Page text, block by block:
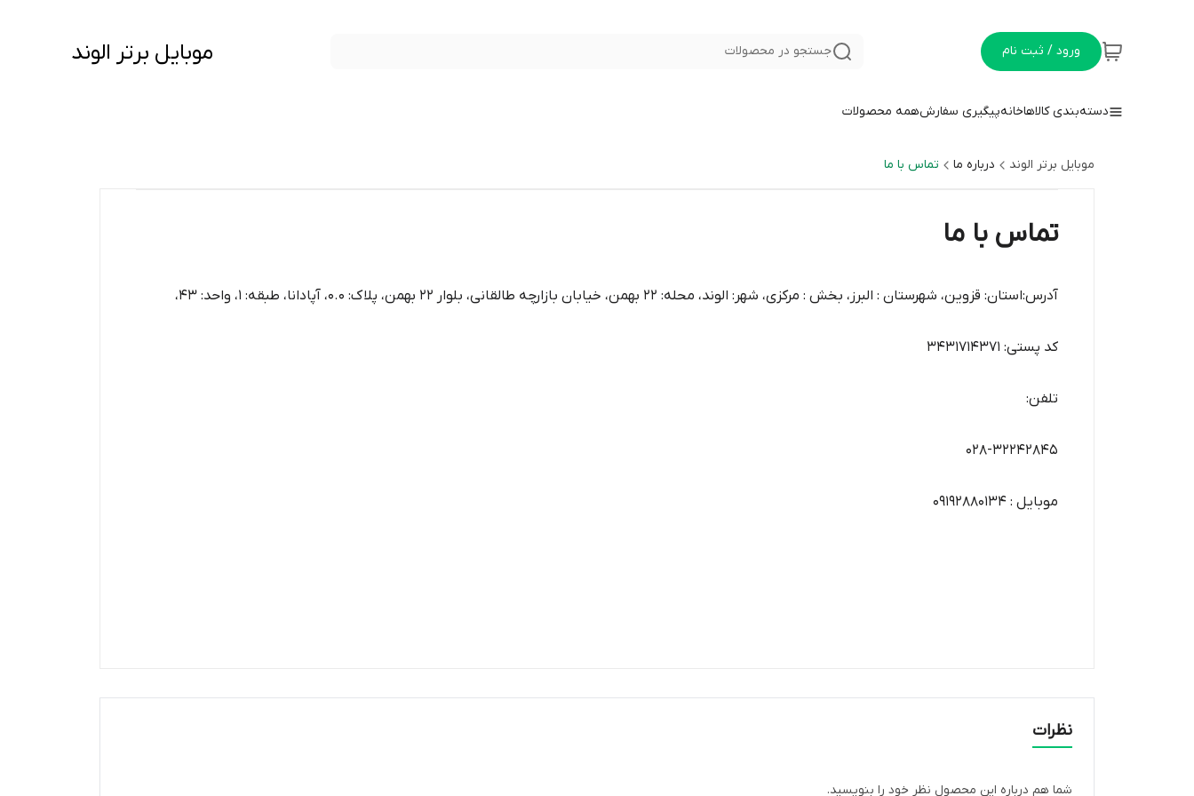
ورود / ثبت نام جستجو در محصولات موبایل برتر الوند
دسته‌بندی کالاهاخانهپیگیری سفارشهمه محصولات
موبایل برتر الوند درباره ما تماس با ما
تماس با ما
آدرس:استان: قزوین، شهرستان : البرز، بخش : مرکزی، شهر: الوند، محله: 22 بهمن، خیابان بازارچه طالقانی، بلوار 22 بهمن، پلاک: 0.0، آپادانا، طبقه: 1، واحد: 43،
کد پستی: 3431714371
تلفن:
028-32242845
موبایل : 09192880134
نظرات
شما هم درباره این محصول نظر خود را بنویسید.